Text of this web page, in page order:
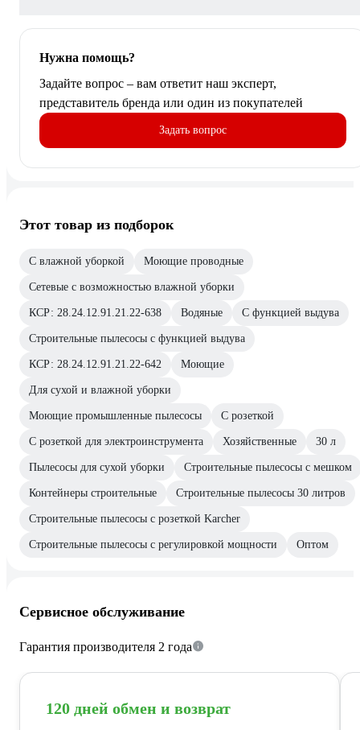
Нужна помощь?
Задайте вопрос – вам ответит наш эксперт,
представитель бренда или один из покупателей
Задать вопрос
Этот товар из подборок
С влажной уборкой Моющие проводные
Сетевые с возможностью влажной уборки
КСР: 28.24.12.91.21.22-638 Водяные С функцией выдува
Строительные пылесосы с функцией выдува
КСР: 28.24.12.91.21.22-642 Моющие
Для сухой и влажной уборки
Моющие промышленные пылесосы С розеткой
С розеткой для электроинструмента Хозяйственные 30 л
Пылесосы для сухой уборки Строительные пылесосы с мешком
Контейнеры строительные Строительные пылесосы 30 литров
Строительные пылесосы с розеткой Karcher
Строительные пылесосы с регулировкой мощности Оптом
Сервисное обслуживание
Гарантия производителя 2 года
120 дней обмен и возврат